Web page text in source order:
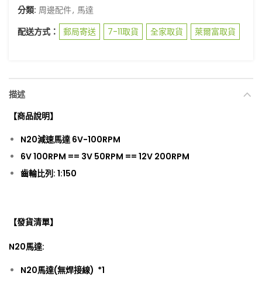
分類: 周邊配件, 馬達
配送方式：
郵局寄送 7-11取貨 全家取貨 萊爾富取貨
描述
【商品說明】
N20減速馬達6V-100RPM
6V 100RPM == 3V 50RPM == 12V 200RPM
齒輪比列: 1:150
【發貨清單】
N20馬達:
N20馬達(無焊接線) *1